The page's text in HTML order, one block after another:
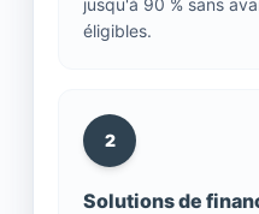
jusqu'à 90 % sans
éligibles.
2
Solutions de